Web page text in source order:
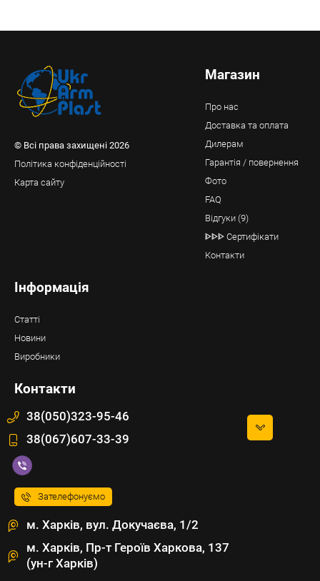
© Всі права захищені 2026
Політика конфіденційності
Карта сайту
Магазин
Про нас
Доставка та оплата
Дилерам
Гарантія / повернення
Фото
FAQ
Відгуки (9)
ᐈᐈᐈ Сертифікати
Контакти
Інформація
Статті
Новини
Виробники
Контакти
38(050)323-95-46
38(067)607-33-39
Зателефонуємо
м. Харків, вул. Докучаєва, 1/2
м. Харків, Пр-т Героїв Харкова, 137
(ун-г Харків)